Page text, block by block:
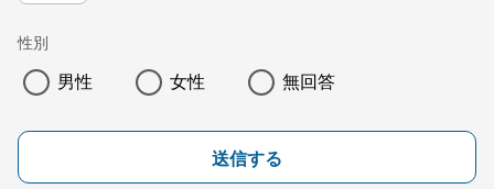
性別
男性 女性 無回答
送信する